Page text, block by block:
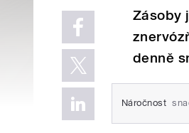
Zásoby
denně
Náročnost